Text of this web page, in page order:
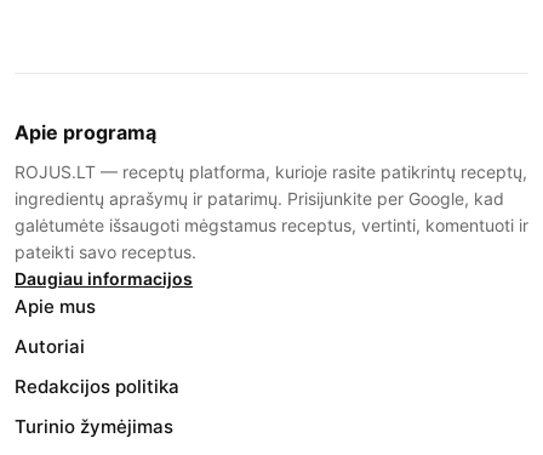
Apie programą
ROJUS.LT — receptų platforma, kurioje rasite patikrintų receptų,
ingredientų aprašymų ir patarimų. Prisijunkite per Google, kad
galėtumėte išsaugoti mėgstamus receptus, vertinti, komentuoti ir
pateikti savo receptus.
Daugiau informacijos
Apie mus
Autoriai
Redakcijos politika
Turinio žymėjimas